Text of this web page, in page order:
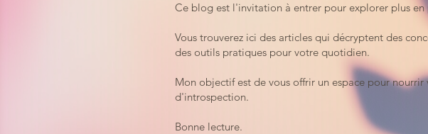
Ce blog est l'invitation à entrer pour explorer plus en
Vous trouverez ici des articles qui décryptent des
des outils pratiques pour votre quotidien.
Mon objectif est de vous offrir un espace pour
d'introspection.
Bonne lecture.